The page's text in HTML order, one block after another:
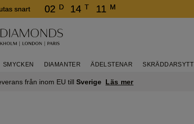
snart 02 D 14 T 11 M
SMYCKEN DIAMANTER ÄDELSTENAR SKRÄDDARSYTT
från inom EU tillSverige Läs mer